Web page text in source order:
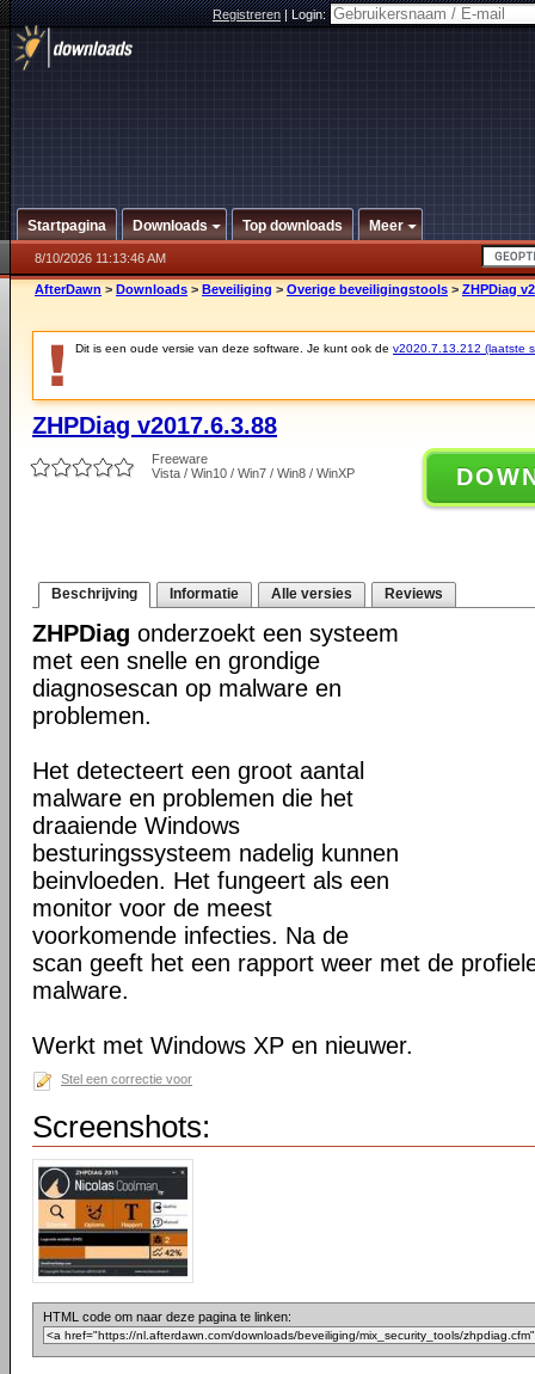
Registreren|Login:
Startpagina Downloads Top downloads Meer
8/10/2026 11:13:46 AM
AfterDawn > Downloads > Beveiliging > Overige beveiligingstools > ZHPDiag
Dit is een oude versie van deze software. Je kunt ook de v2020.7.13.212 (laatste
ZHPDiag v2017.6.3.88
Freeware
Vista / Win10 / Win7 / Win8 / WinXP
Beschrijving Informatie Alle versies Reviews
ZHPDiag onderzoekt een systeem
met een snelle en grondige
diagnosescan op malware en
problemen.
Het detecteert een groot aantal
malware en problemen die het
draaiende Windows
besturingssysteem nadelig kunnen
beinvloeden. Het fungeert als een
monitor voor de meest
voorkomende infecties. Na de
scan geeft het een rapport weer met de
malware.
Werkt met Windows XP en nieuwer.
Stel een correctie voor
Screenshots:
HTML code om naar deze pagina te linken: